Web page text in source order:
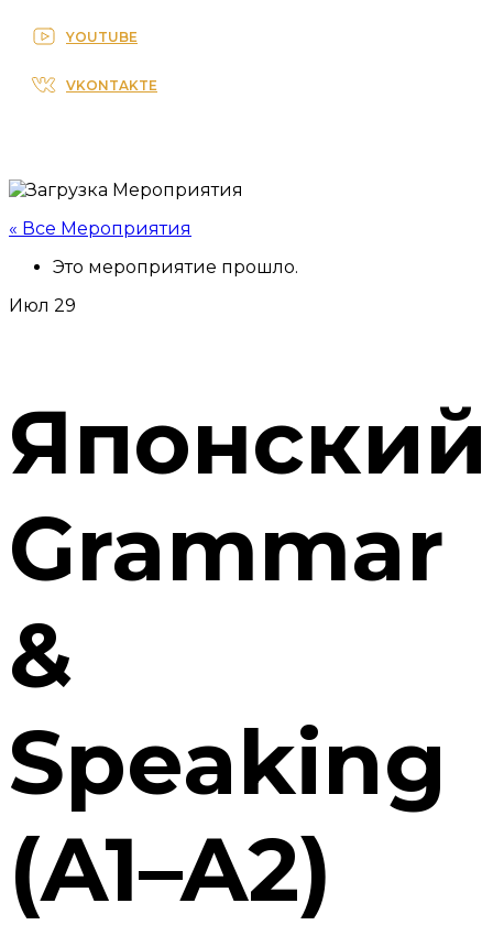
YOUTUBE
VKONTAKTE
« Все Мероприятия
Это мероприятие прошло.
Июл 29
Японский
Grammar
&
Speaking
(A1–A2)